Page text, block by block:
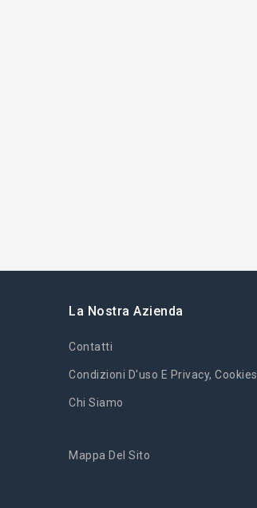
La Nostra Azienda
Contatti
Condizioni D'uso E Privacy, Cookies
Chi Siamo
Mappa Del Sito